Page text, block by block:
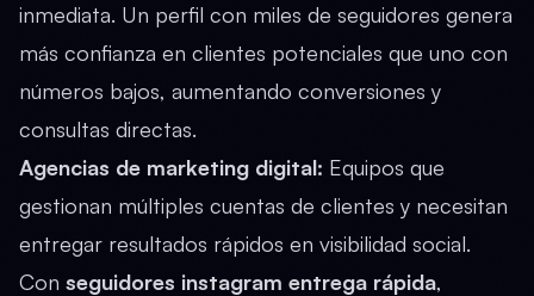
inmediata. Un perfil con miles de seguidores genera
más confianza en clientes potenciales que uno con
números bajos, aumentando conversiones y
consultas directas.
Agencias de marketing digital: Equipos que
gestionan múltiples cuentas de clientes y necesitan
entregar resultados rápidos en visibilidad social.
Con seguidores instagram entrega rápida,